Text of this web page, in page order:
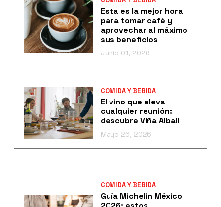
Esta es la mejor hora
para tomar café y
aprovechar al máximo
sus beneficios
Junio 01, 2026
COMIDA Y BEBIDA
El vino que eleva
cualquier reunión:
descubre Viña Albali
Mayo 26, 2026
COMIDA Y BEBIDA
Guía Michelin México